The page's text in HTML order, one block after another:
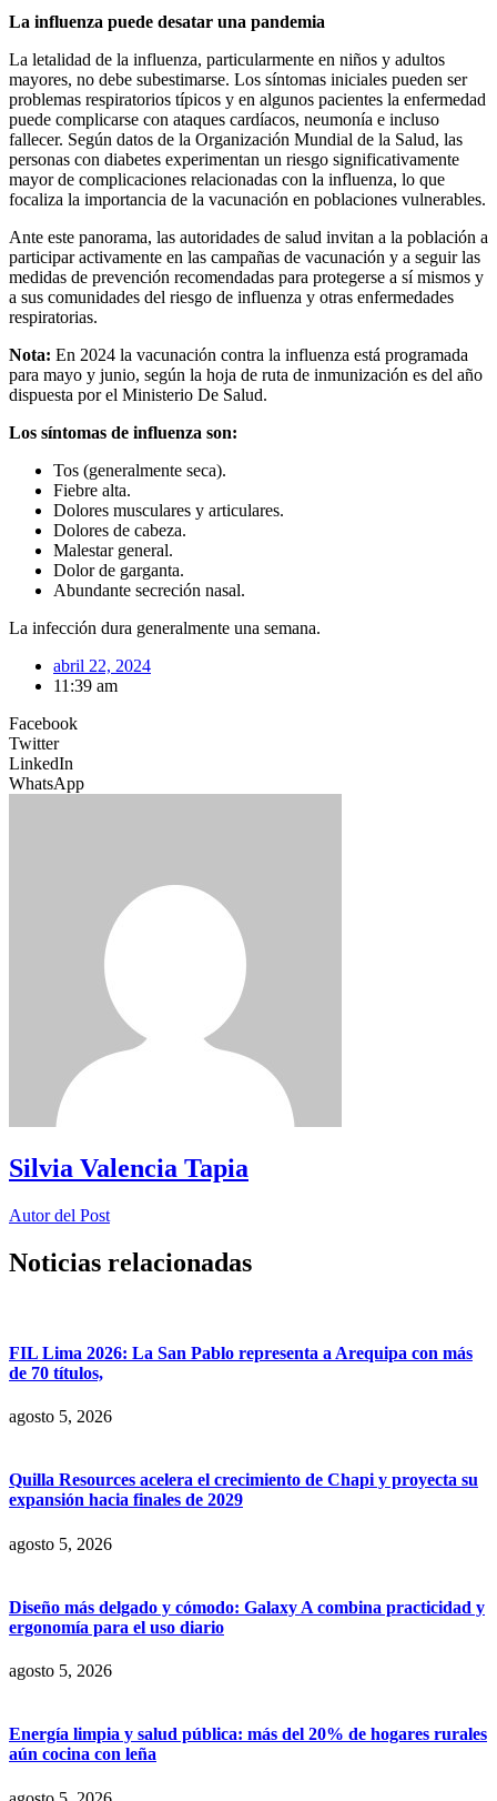
La influenza puede desatar una pandemia
La letalidad de la influenza, particularmente en niños y adultos
mayores, no debe subestimarse. Los síntomas iniciales pueden ser
problemas respiratorios típicos y en algunos pacientes la enfermedad
puede complicarse con ataques cardíacos, neumonía e incluso
fallecer. Según datos de la Organización Mundial de la Salud, las
personas con diabetes experimentan un riesgo significativamente
mayor de complicaciones relacionadas con la influenza, lo que
focaliza la importancia de la vacunación en poblaciones vulnerables.
Ante este panorama, las autoridades de salud invitan a la población a
participar activamente en las campañas de vacunación y a seguir las
medidas de prevención recomendadas para protegerse a sí mismos y
a sus comunidades del riesgo de influenza y otras enfermedades
respiratorias.
Nota: En 2024 la vacunación contra la influenza está programada
para mayo y junio, según la hoja de ruta de inmunización es del año
dispuesta por el Ministerio De Salud.
Los síntomas de influenza son:
Tos (generalmente seca).
Fiebre alta.
Dolores musculares y articulares.
Dolores de cabeza.
Malestar general.
Dolor de garganta.
Abundante secreción nasal.
La infección dura generalmente una semana.
abril 22, 2024
11:39 am
Facebook
Twitter
LinkedIn
WhatsApp
Silvia Valencia Tapia
Autor del Post
Noticias relacionadas
FIL Lima 2026: La San Pablo representa a Arequipa con más
de 70 títulos,
agosto 5, 2026
Quilla Resources acelera el crecimiento de Chapi y proyecta su
expansión hacia finales de 2029
agosto 5, 2026
Diseño más delgado y cómodo: Galaxy A combina practicidad y
ergonomía para el uso diario
agosto 5, 2026
Energía limpia y salud pública: más del 20% de hogares rurales
aún cocina con leña